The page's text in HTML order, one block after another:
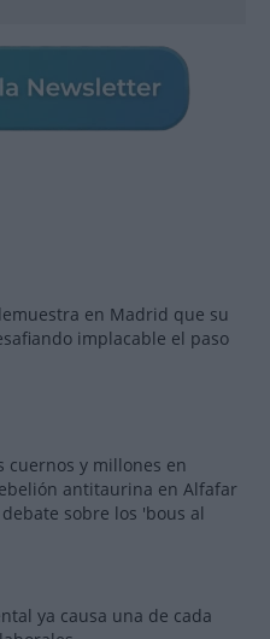
en Madrid que su
implacable el paso
cuernos y millones en
antitaurina en Alfafar
sobre los 'bous al
ya causa una de cada